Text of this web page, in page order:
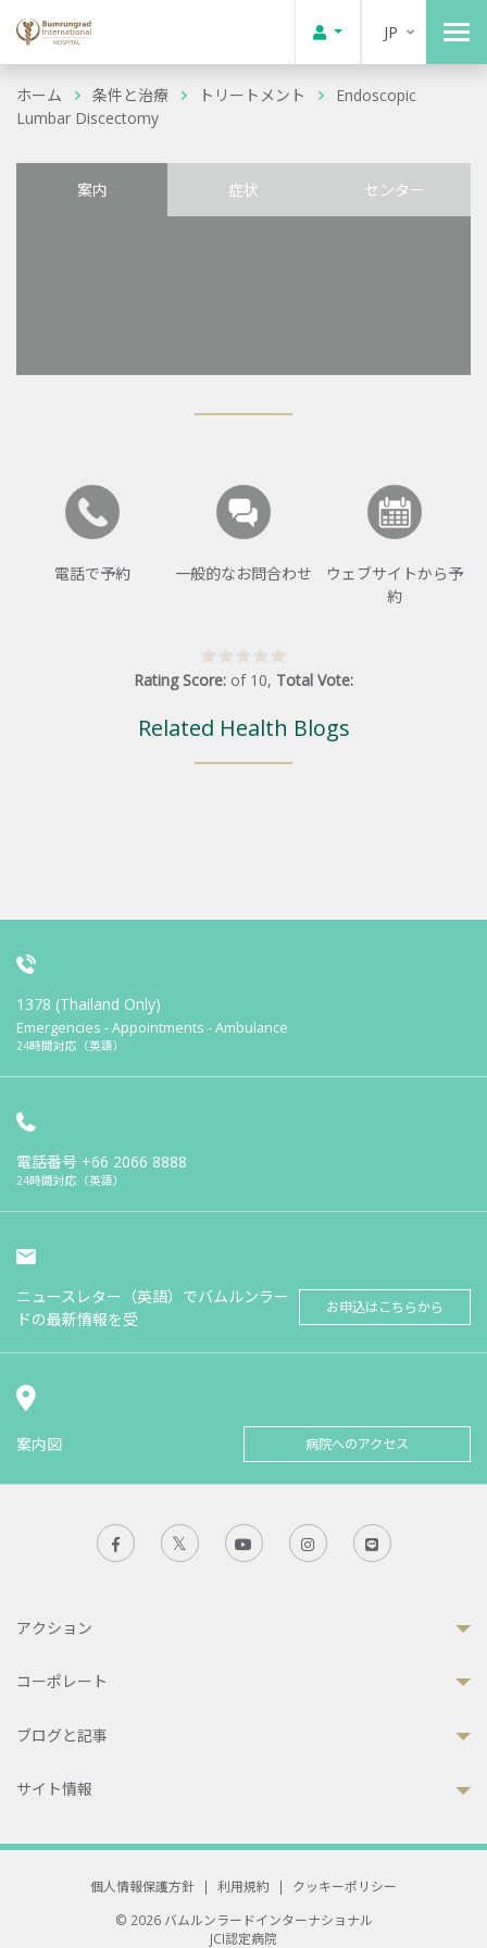
JP
ホーム 条件と治療 トリートメント
Endoscopic
Lumbar Discectomy
案内 症状 センター
電話で予約 一般的なお問合わせ
ウェブサイトから予
約
Rating Score: of 10, Total Vote:
Related Health Blogs
1378 (Thailand Only)
Emergencies - Appointments - Ambulance
24時間対応（英語）
電話番号 +66 2066 8888
24時間対応（英語）
ニュースレター（英語）でバムルンラー
ドの最新情報を受
お申込はこちらから
案内図 病院へのアクセス
アクション
コーポレート
ブログと記事
サイト情報
個人情報保護方針 | 利用規約 |
クッキーポリシー
© 2026 バムルンラードインターナショナル
JCI認定病院